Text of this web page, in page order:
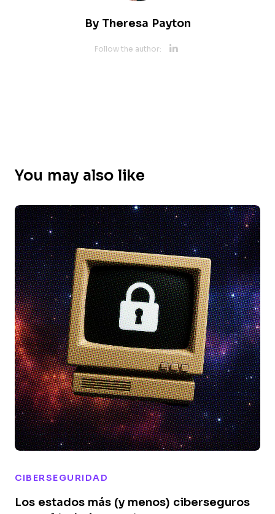
By Theresa Payton
Follow the author: Opens new
You may also like
CIBERSEGURIDAD
Los estados más (y menos) ciberseguros